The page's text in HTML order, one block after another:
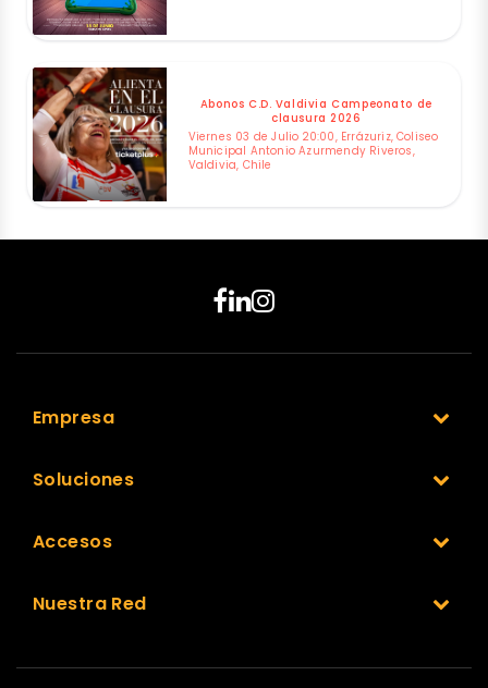
Abonos C.D. Valdivia Campeonato de
clausura 2026
Viernes 03 de Julio 20:00, Errázuriz, Coliseo
Municipal Antonio Azurmendy Riveros,
Valdivia, Chile
Empresa
Soluciones
Accesos
Nuestra Red